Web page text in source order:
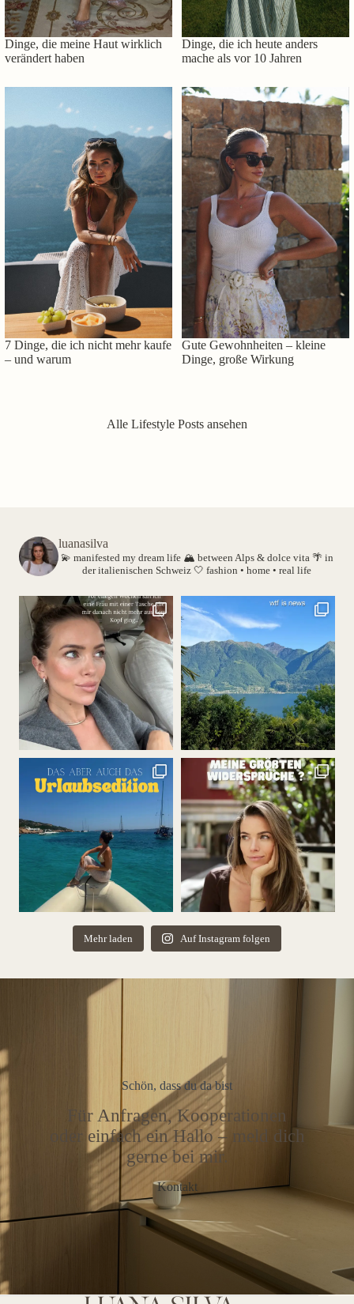
Dinge, die meine Haut wirklich
verändert haben
Dinge, die ich heute anders
mache als vor 10 Jahren
7 Dinge, die ich nicht mehr kaufe
– und warum
Gute Gewohnheiten – kleine
Dinge, große Wirkung
Alle Lifestyle Posts ansehen
luanasilva
💫 manifested my dream life 🏔️ between Alps & dolce vita 🌴 in
der italienischen Schweiz 🤍 fashion • home • real life
Mehr laden Auf Instagram folgen
Schön, dass du da bist
Für Anfragen, Kooperationen
oder einfach ein Hallo – meld dich
gerne bei mir.
Kontakt